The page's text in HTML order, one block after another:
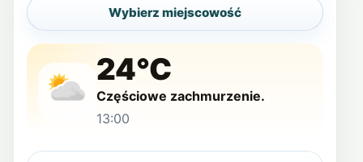
Wybierz miejscowość
24°C
Częściowe zachmurzenie.
13:00